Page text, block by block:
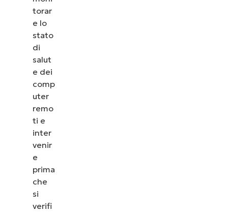
torar
e lo
stato
di
salut
e dei
comp
uter
remo
ti e
inter
venir
e
prima
che
si
verifi